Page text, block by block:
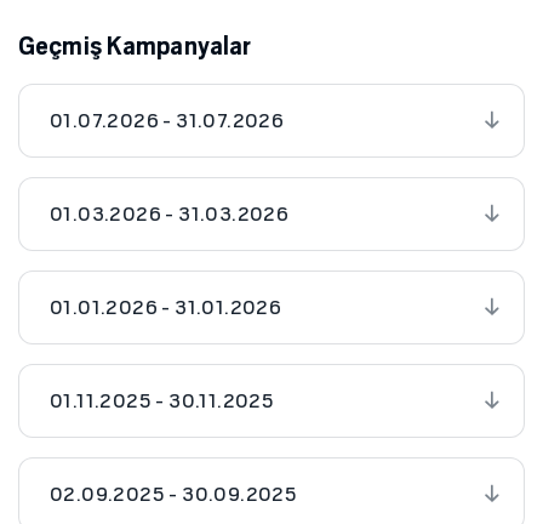
Geçmiş Kampanyalar
01.07.2026 - 31.07.2026
01.03.2026 - 31.03.2026
01.01.2026 - 31.01.2026
01.11.2025 - 30.11.2025
02.09.2025 - 30.09.2025